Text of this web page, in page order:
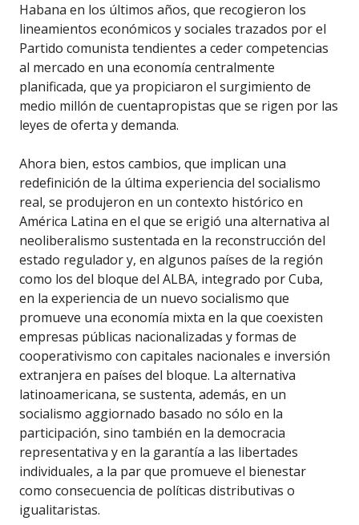
Habana en los últimos años, que recogieron los
lineamientos económicos y sociales trazados por el
Partido comunista tendientes a ceder competencias
al mercado en una economía centralmente
planificada, que ya propiciaron el surgimiento de
medio millón de cuentapropistas que se rigen por las
leyes de oferta y demanda.
Ahora bien, estos cambios, que implican una
redefinición de la última experiencia del socialismo
real, se produjeron en un contexto histórico en
América Latina en el que se erigió una alternativa al
neoliberalismo sustentada en la reconstrucción del
estado regulador y, en algunos países de la región
como los del bloque del ALBA, integrado por Cuba,
en la experiencia de un nuevo socialismo que
promueve una economía mixta en la que coexisten
empresas públicas nacionalizadas y formas de
cooperativismo con capitales nacionales e inversión
extranjera en países del bloque. La alternativa
latinoamericana, se sustenta, además, en un
socialismo aggiornado basado no sólo en la
participación, sino también en la democracia
representativa y en la garantía a las libertades
individuales, a la par que promueve el bienestar
como consecuencia de políticas distributivas o
igualitaristas.